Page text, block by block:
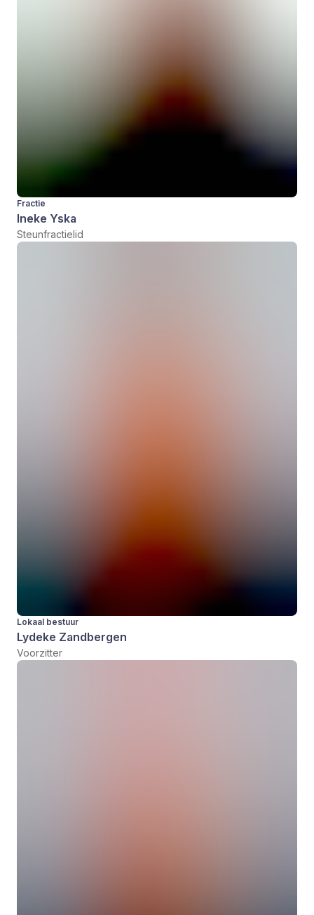
Fractie
Ineke Yska
Steunfractielid
Lokaal bestuur
Lydeke Zandbergen
Voorzitter